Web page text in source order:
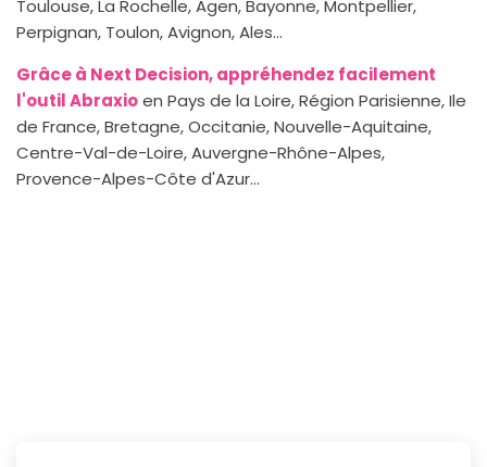
Toulouse, La Rochelle, Agen, Bayonne, Montpellier,
Perpignan, Toulon, Avignon, Ales...
Grâce à Next Decision, appréhendez facilement
l'outil Abraxioen Pays de la Loire, Région Parisienne, Ile
de France, Bretagne, Occitanie, Nouvelle-Aquitaine,
Centre-Val-de-Loire, Auvergne-Rhône-Alpes,
Provence-Alpes-Côte d'Azur...